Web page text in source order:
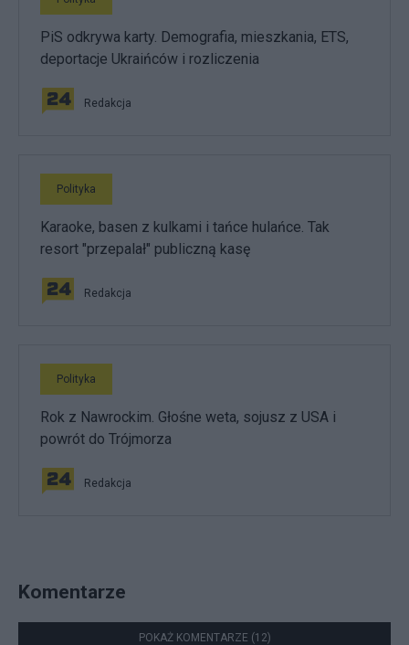
PiS odkrywa karty. Demografia, mieszkania, ETS,
deportacje Ukraińców i rozliczenia
Redakcja
Polityka
Karaoke, basen z kulkami i tańce hulańce. Tak
resort "przepalał" publiczną kasę
Redakcja
Polityka
Rok z Nawrockim. Głośne weta, sojusz z USA i
powrót do Trójmorza
Redakcja
Komentarze
POKAŻ KOMENTARZE (12)